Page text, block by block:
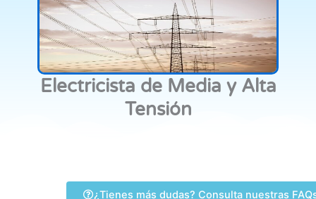
Electricista de Media y Alta
Tensión
¿Tienes más dudas? Consulta nuestras